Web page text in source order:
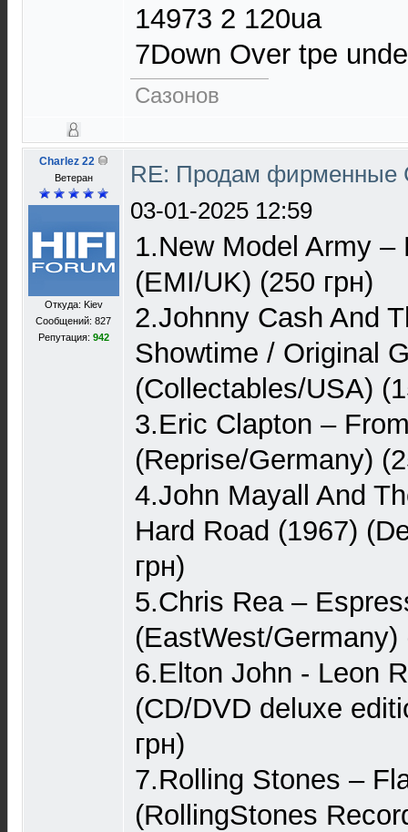
14973 2 120ua
7Down Over tpe
Сазонов
Charlez 22
Ветеран
Откуда: Kiev
Сообщений: 827
Репутация: 942
RE: Продам фирменные
03-01-2025 12:59
1.New Model Army ‎–
(EMI/UK) (250 грн)
2.Johnny Cash And
Showtime / Original
(Collectables/USA)
3.Eric Clapton –
(Reprise/Germany)
4.John Mayall And
Hard Road (1967)
грн)
5.Chris Rea –
(EastWest/Germany)
6.Elton John - Leon
(CD/DVD deluxe
грн)
7.Rolling Stones –
(RollingStones